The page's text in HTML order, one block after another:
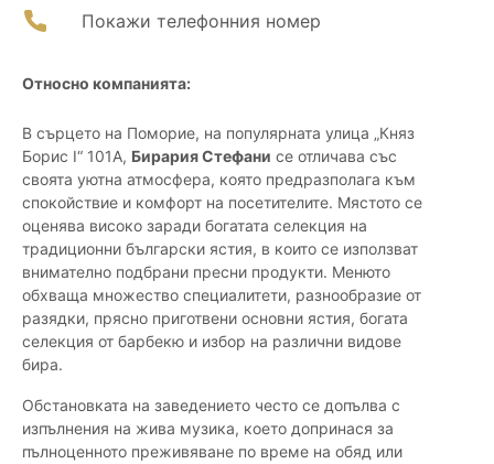
Покажи телефонния номер
Относно компанията:
В сърцето на Поморие, на популярната улица „Княз
Борис I“ 101А, Бирария Стефани се отличава със
своята уютна атмосфера, която предразполага към
спокойствие и комфорт на посетителите. Мястото се
оценява високо заради богатата селекция на
традиционни български ястия, в които се използват
внимателно подбрани пресни продукти. Менюто
обхваща множество специалитети, разнообразие от
разядки, прясно приготвени основни ястия, богата
селекция от барбекю и избор на различни видове
бира.
Обстановката на заведението често се допълва с
изпълнения на жива музика, което допринася за
пълноценното преживяване по време на обяд или